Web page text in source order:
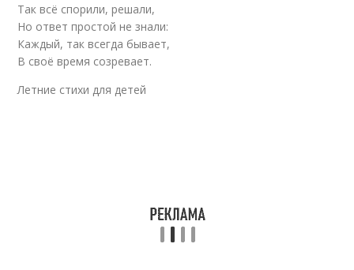
Так всё спорили, решали,
Но ответ простой не знали:
Каждый, так всегда бывает,
В своё время созревает.
Летние стихи для детей